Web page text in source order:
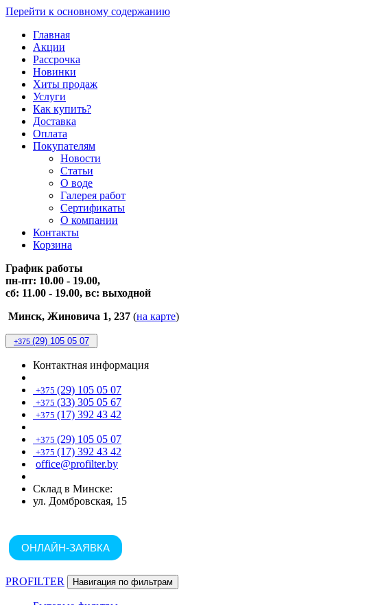
Перейти к основному содержанию
Главная
Акции
Рассрочка
Новинки
Хиты продаж
Услуги
Как купить?
Доставка
Оплата
Покупателям
Новости
Статьи
О воде
Галерея работ
Сертификаты
О компании
Контакты
Корзина
График работы
пн-пт: 10.00 - 19.00,
сб: 11.00 - 19.00, вс: выходной
Минск, Жиновича 1, 237 (на карте)
+375 (29) 105 05 07
Контактная информация
+375 (29) 105 05 07
+375 (33) 305 05 67
+375 (17) 392 43 42
+375 (29) 105 05 07
+375 (17) 392 43 42
office@profilter.by
Склад в Минске:
ул. Домбровская, 15
ОНЛАЙН-ЗАЯВКА
PROFILTER Навигация по фильтрам